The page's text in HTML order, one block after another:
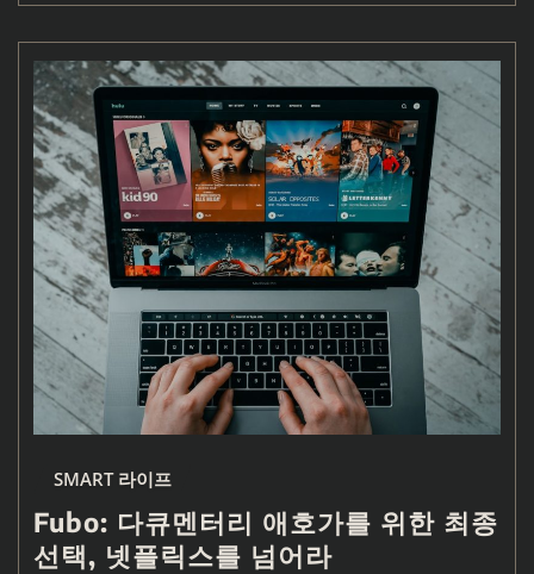
SMART 라이프
Fubo: 다큐멘터리 애호가를 위한 최종
선택, 넷플릭스를 넘어라